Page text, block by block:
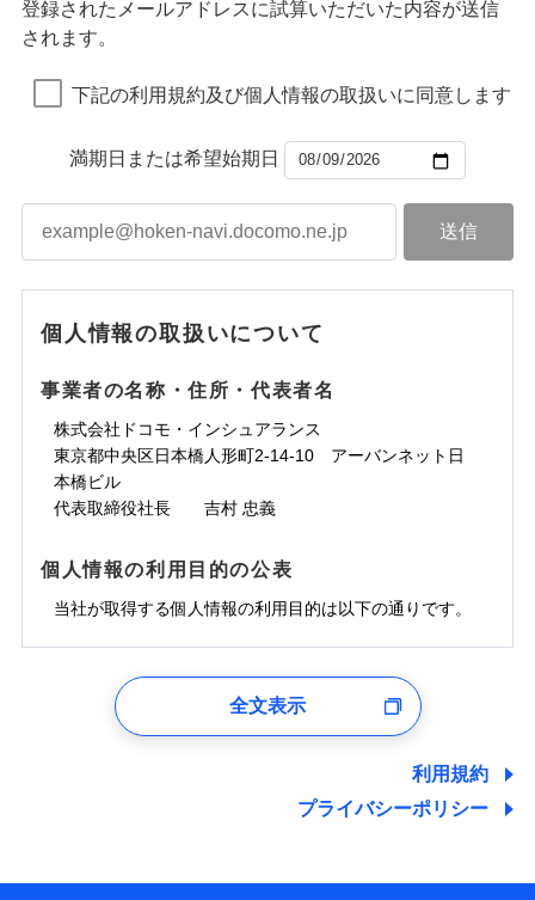
登録されたメールアドレスに試算いただいた内容が送信
されます。
下記の利用規約及び個人情報の取扱いに同意します
満期日または希望始期日
個人情報の取扱いについて
事業者の名称・住所・代表者名
株式会社ドコモ・インシュアランス
東京都中央区日本橋人形町2-14-10 アーバンネット日
本橋ビル
代表取締役社長 吉村 忠義
個人情報の利用目的の公表
当社が取得する個人情報の利用目的は以下の通りです。
ユーザー登録受付および、管理のため
しくは委託を受けている保険会社・提携会社の保険その他に
た維持管理等の委託業務遂行のため、またそれらに付帯、関
情報を取引のある他の保険会社の商品・サービスをご提案す
全文表示
利用規約
プライバシーポリシー